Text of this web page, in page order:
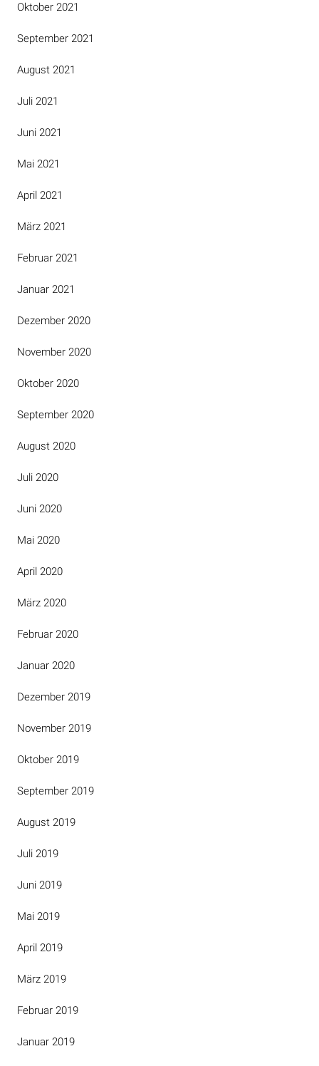
Oktober 2021
September 2021
August 2021
Juli 2021
Juni 2021
Mai 2021
April 2021
März 2021
Februar 2021
Januar 2021
Dezember 2020
November 2020
Oktober 2020
September 2020
August 2020
Juli 2020
Juni 2020
Mai 2020
April 2020
März 2020
Februar 2020
Januar 2020
Dezember 2019
November 2019
Oktober 2019
September 2019
August 2019
Juli 2019
Juni 2019
Mai 2019
April 2019
März 2019
Februar 2019
Januar 2019